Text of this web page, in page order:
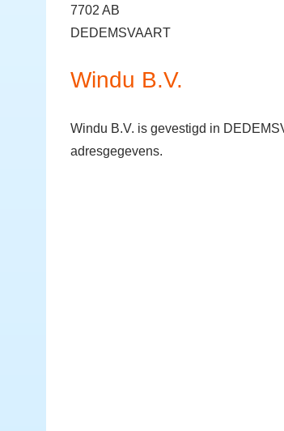
7702 AB
DEDEMSVAART
Windu B.V.
Windu B.V. is gevestigd in
adresgegevens.